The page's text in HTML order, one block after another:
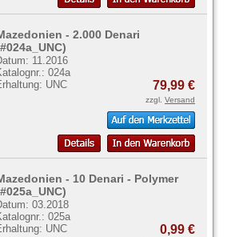
- 2.000 Denari
11.2016
024a
UNC
79,99 €
zzgl. Versand
- 10 Denari - Polymer
03.2018
025a
UNC
0,99 €